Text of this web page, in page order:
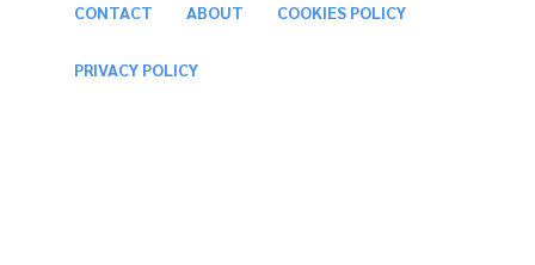
CONTACT ABOUT COOKIES POLICY
PRIVACY POLICY